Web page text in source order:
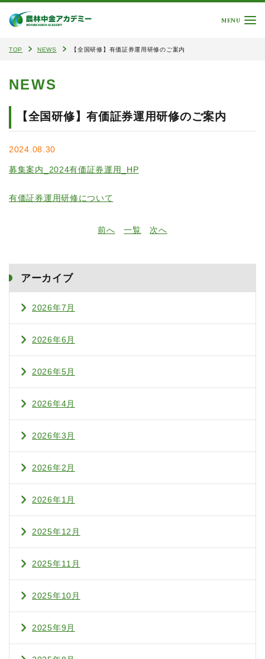
MENU
TOP NEWS 【全国研修】有価証券運用研修のご案内
NEWS
【全国研修】有価証券運用研修のご案内
2024.08.30
募集案内_2024有価証券運用_HP
有価証券運用研修について
前へ 一覧 次へ
アーカイブ
2026年7月
2026年6月
2026年5月
2026年4月
2026年3月
2026年2月
2026年1月
2025年12月
2025年11月
2025年10月
2025年9月